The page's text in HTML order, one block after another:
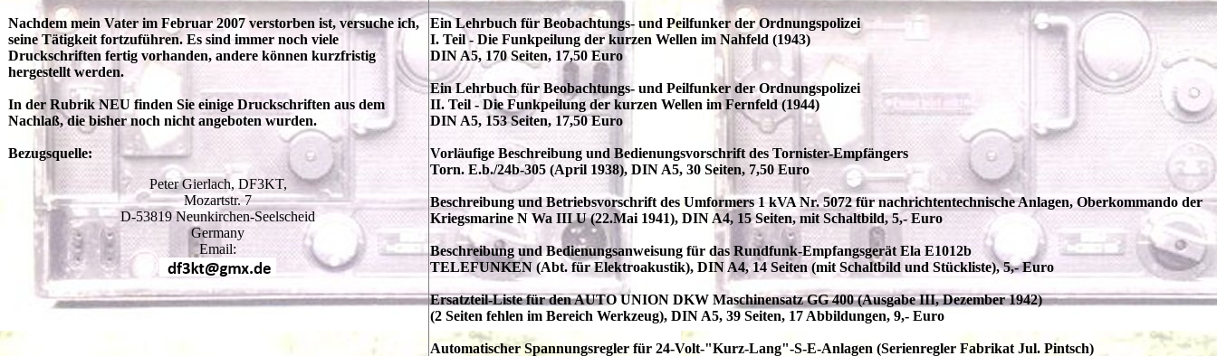
Nachdem mein Vater im Februar 2007 verstorben ist, versuche ich,
seine Tätigkeit fortzuführen. Es sind immer noch viele
Druckschriften fertig vorhanden, andere können kurzfristig
hergestellt werden.
In der Rubrik NEU finden Sie einige Druckschriften aus dem
Nachlaß, die bisher noch nicht angeboten wurden.
Bezugsquelle:
Peter Gierlach, DF3KT,
Mozartstr. 7
D-53819 Neunkirchen-Seelscheid
Germany
Email:
Ein Lehrbuch für Beobachtungs- und Peilfunker der Ordnungspolizei
I. Teil - Die Funkpeilung der kurzen Wellen im Nahfeld (1943)
DIN A5, 170 Seiten, 17,50 Euro
Ein Lehrbuch für Beobachtungs- und Peilfunker der Ordnungspolizei
II. Teil - Die Funkpeilung der kurzen Wellen im Fernfeld (1944)
DIN A5, 153 Seiten, 17,50 Euro
Vorläufige Beschreibung und Bedienungsvorschrift des Tornister-Empfängers
Torn. E.b./24b-305 (April 1938), DIN A5, 30 Seiten, 7,50 Euro
Beschreibung und Betriebsvorschrift des Umformers 1 kVA Nr. 5072 für nachrichtentechnische Anlagen, Oberkommando der
Kriegsmarine N Wa III U (22.Mai 1941), DIN A4, 15 Seiten, mit Schaltbild, 5,- Euro
Beschreibung und Bedienungsanweisung für das Rundfunk-Empfangsgerät Ela E1012b
TELEFUNKEN (Abt. für Elektroakustik), DIN A4, 14 Seiten (mit Schaltbild und Stückliste), 5,- Euro
Ersatzteil-Liste für den AUTO UNION DKW Maschinensatz GG 400 (Ausgabe III, Dezember 1942)
(2 Seiten fehlen im Bereich Werkzeug), DIN A5, 39 Seiten, 17 Abbildungen, 9,- Euro
Automatischer Spannungsregler für 24-Volt-"Kurz-Lang"-S-E-Anlagen (Serienregler Fabrikat Jul. Pintsch)